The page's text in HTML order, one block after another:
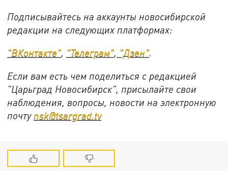
Подписывайтесь на аккаунты новосибирской
редакции на следующих платформах:
"ВКонтакте", "Телеграм", "Дзен".
Если вам есть чем поделиться с редакцией
"Царьград Новосибирск", присылайте свои
наблюдения, вопросы, новости на электронную
почту nsk@tsargrad.tv